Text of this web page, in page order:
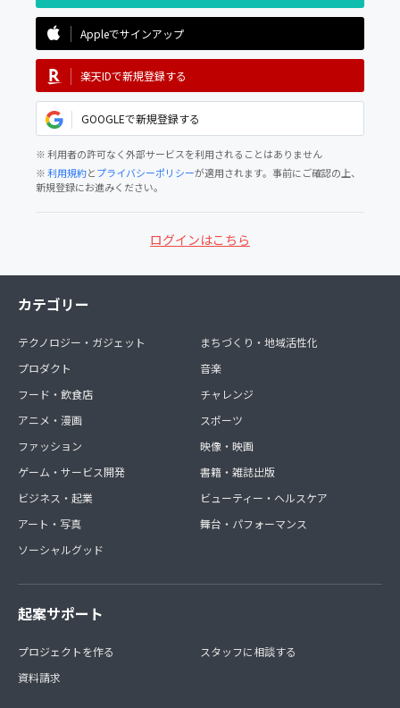
Appleでサインアップ
楽天IDで新規登録する
GOOGLEで新規登録する
※ 利用者の許可なく外部サービスを利用されることはありません
※利用規約とプライバシーポリシーが適用されます。事前にご確認の上、
新規登録にお進みください。
ログインはこちら
カテゴリー
テクノロジー・ガジェット
プロダクト
フード・飲食店
アニメ・漫画
ファッション
ゲーム・サービス開発
ビジネス・起業
アート・写真
ソーシャルグッド
まちづくり・地域活性化
音楽
チャレンジ
スポーツ
映像・映画
書籍・雑誌出版
ビューティー・ヘルスケア
舞台・パフォーマンス
起案サポート
プロジェクトを作る
資料請求
スタッフに相談する